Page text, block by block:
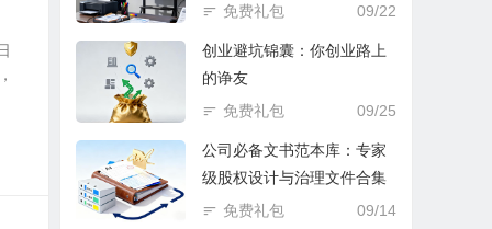
09/22
免费礼包
创业避坑锦囊：你创业路上
的诤友
09/25
免费礼包
公司必备文书范本库：专家
级股权设计与治理文件合集
09/14
免费礼包